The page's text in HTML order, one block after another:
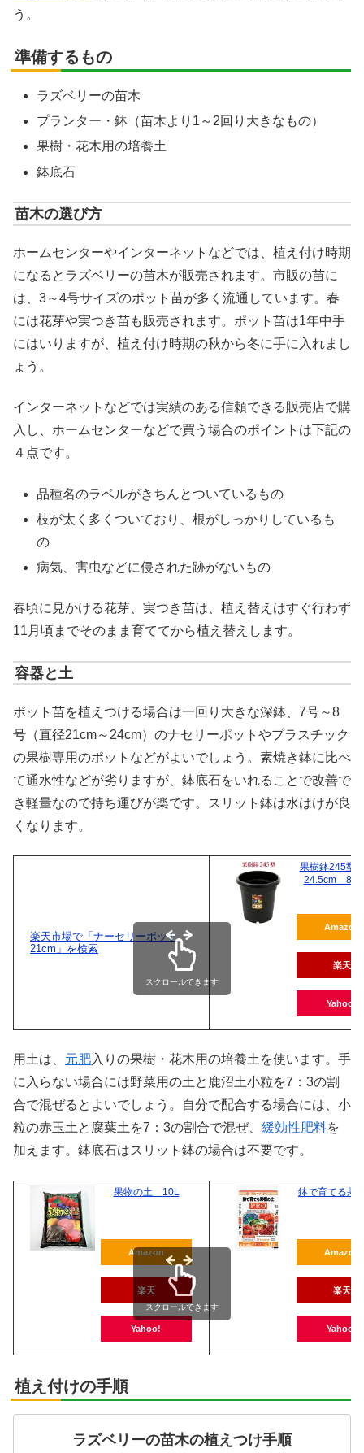
う。
準備するもの
ラズベリーの苗木
プランター・鉢（苗木より1～2回り大きなもの）
果樹・花木用の培養土
鉢底石
苗木の選び方
ホームセンターやインターネットなどでは、植え付け時期
になるとラズベリーの苗木が販売されます。市販の苗に
は、3～4号サイズのポット苗が多く流通しています。春
には花芽や実つき苗も販売されます。ポット苗は1年中手
にはいりますが、植え付け時期の秋から冬に手に入れまし
ょう。
インターネットなどでは実績のある信頼できる販売店で購
入し、ホームセンターなどで買う場合のポイントは下記の
４点です。
品種名のラベルがきちんとついているもの
枝が太く多くついており、根がしっかりしているも
の
病気、害虫などに侵された跡がないもの
春頃に見かける花芽、実つき苗は、植え替えはすぐ行わず
11月頃までそのまま育ててから植え替えします。
容器と土
ポット苗を植えつける場合は一回り大きな深鉢、7号～8
号（直径21cm～24cm）のナセリーポットやプラスチック
の果樹専用のポットなどがよいでしょう。素焼き鉢に比べ
て通水性などが劣りますが、鉢底石をいれることで改善で
き軽量なので持ち運びが楽です。スリット鉢は水はけが良
くなります。
楽天市場で「ナーセリーポット
21cm」を検索
果樹鉢245型
24.5cm 8号
Amazon
楽天
Yahoo!
スクロールできます
用土は、 元肥入りの果樹・花木用の培養土を使います。手
に入らない場合には野菜用の土と鹿沼土小粒を7：3の割
合で混ぜるとよいでしょう。自分で配合する場合には、小
粒の赤玉土と腐葉土を7：3の割合で混ぜ、 緩効性肥料を
加えます。鉢底石はスリット鉢の場合は不要です。
果物の土 10L
Amazon
楽天
Yahoo!
鉢で育てる果
Amazon
楽天
Yahoo!
スクロールできます
植え付けの手順
ラズベリーの苗木の植えつけ手順